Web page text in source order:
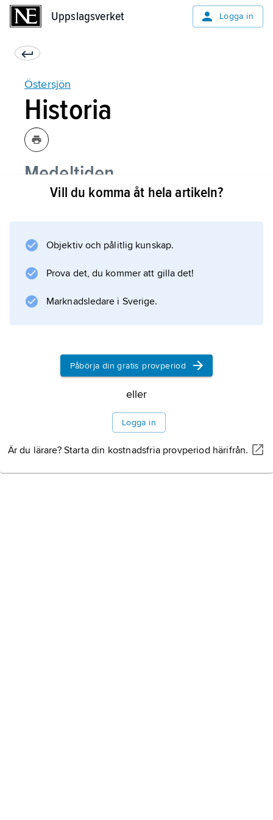
Uppslagsverket Logga in
Östersjön
Historia
Medeltiden
1700- och 1800-talen
1900-talet
Vill du komma åt hela artikeln?
Objektiv och pålitlig kunskap.
Prova det, du kommer att gilla det!
Marknadsledare i Sverige.
Påbörja din gratis provperiod
eller
Logga in
Är du lärare? Starta din kostnadsfria provperiod härifrån.